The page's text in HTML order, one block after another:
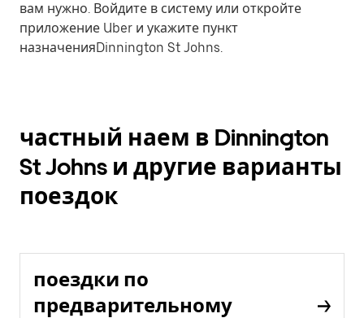
вам нужно. Войдите в систему или откройте
приложение Uber и укажите пункт
назначенияDinnington St Johns.
частный наем в Dinnington
St Johns и другие варианты
поездок
поездки по
предварительному